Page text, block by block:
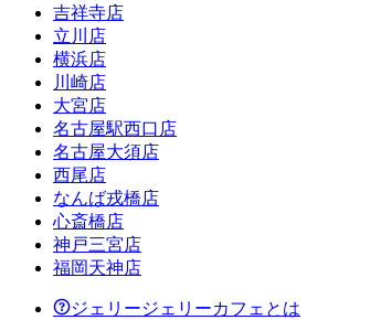
吉祥寺店
立川店
横浜店
川崎店
大宮店
名古屋駅西口店
名古屋大須店
西尾店
なんば戎橋店
心斎橋店
神戸三宮店
福岡天神店
ジェリージェリーカフェとは